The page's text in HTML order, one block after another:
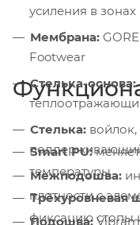
усиления в
Мембрана:
Footwear
Стелька-основа:
Стелька: войлок,
Межподошва:
плотности с
Подошва:
Smart PU:
температуры
Трёхуровневая
фиксацию стопы